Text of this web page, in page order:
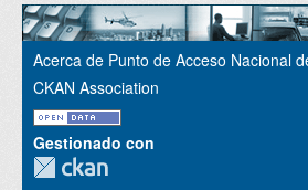
Acerca de Punto de Acceso Nacional
CKAN Association
Gestionado con